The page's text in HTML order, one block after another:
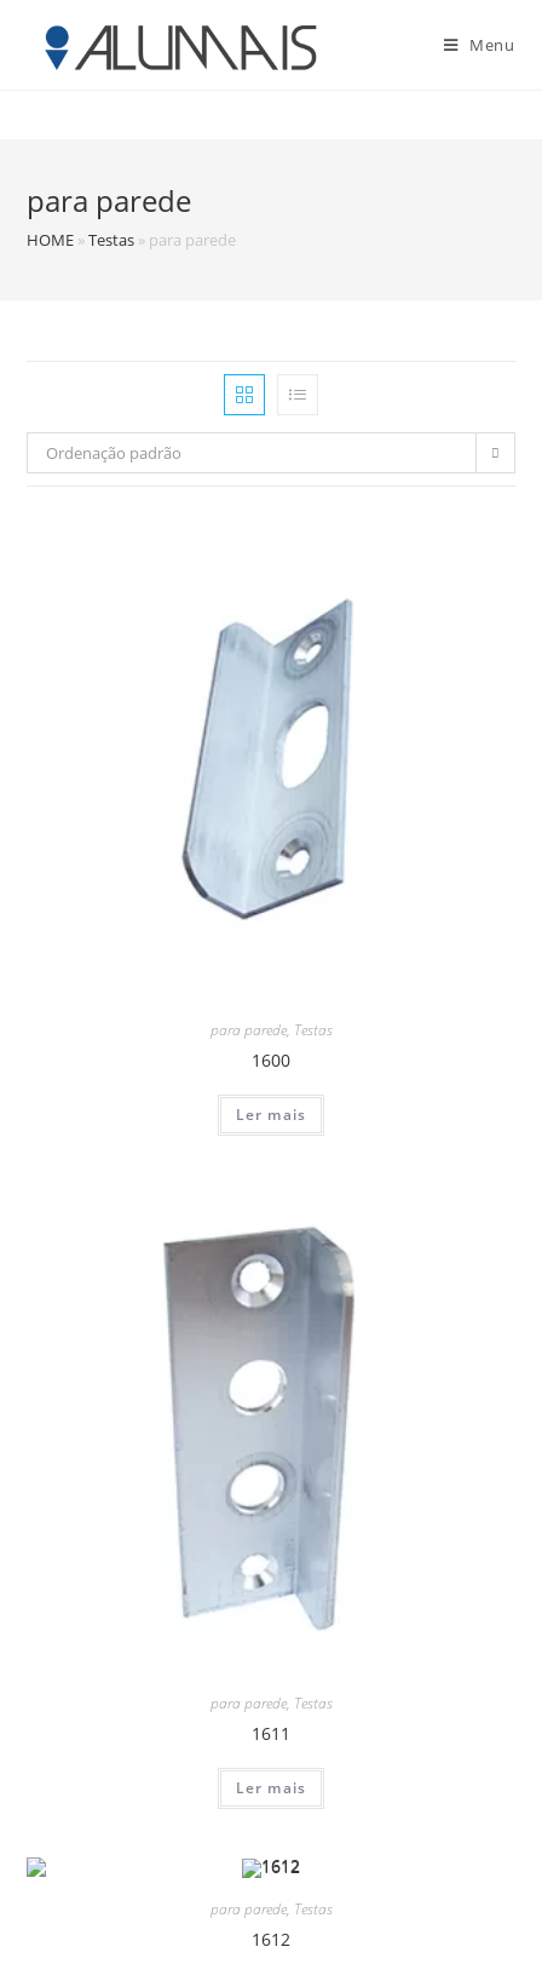
Menu
para parede
HOME »Testas » para parede
Ordenação padrão
para parede, Testas
1600
Ler mais
para parede, Testas
1611
Ler mais
para parede, Testas
1612